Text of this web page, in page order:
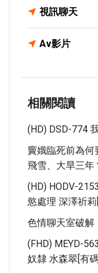
視訊聊天
Av影片
相關閱讀
(HD) DSD-774
竇娥臨死前為何
飛雪、大旱三年
(HD) HODV-
慾處理 深澤祈
色情聊天室破解
(FHD) MEYD-
奴隸 水森翠[有